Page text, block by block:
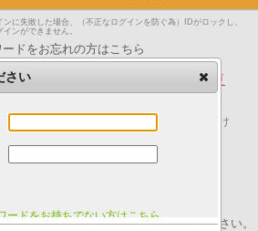
に失敗した場合、（不正なログインを防ぐ為）IDがロックし、
ンができません。
ードをお忘れの方はこちら
ただく機能について（2025.4.15更
I.B.MUSEUM SaaS」をご利用いただけ
、以下の動作環境が必要です。
不具合が発生する可能性がございます。
たしました。ログイン後にご取得ください。
さい
ードをお持ちでない方はこちら